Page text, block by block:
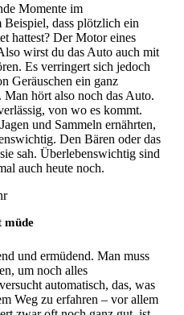
Momente im
Beispiel, dass plötzlich ein
hattest? Der Motor eines
wirst du das Auto auch mit
Es verringert sich jedoch
Geräuschen ein ganz
Man hört also noch das Auto.
von wo es kommt.
und Sammeln ernährten,
Den Bären oder das
sah. Überlebenswichtig sind
auch heute noch.
müde
und ermüdend. Man muss
um noch alles
automatisch, das, was
Weg zu erfahren – vor allem